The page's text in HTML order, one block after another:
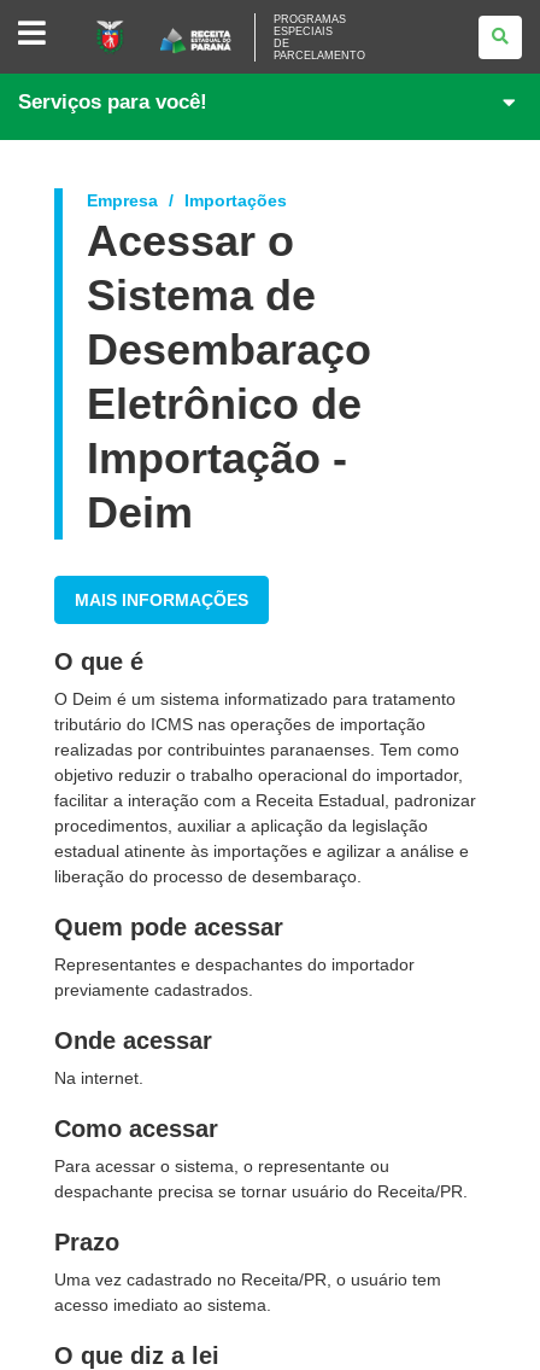
PROGRAMAS
ESPECIAIS
PARCELAMENTO
PROGRAMAS
ESPECIAIS
DE
PARCELAMENTO
Serviços para você!
Empresa Importações
Acessar o
Sistema de
Desembaraço
Eletrônico de
Importação -
Deim
MAIS INFORMAÇÕES
O que é
O Deim é um sistema informatizado para tratamento
tributário do ICMS nas operações de importação
realizadas por contribuintes paranaenses. Tem como
objetivo reduzir o trabalho operacional do importador,
facilitar a interação com a Receita Estadual, padronizar
procedimentos, auxiliar a aplicação da legislação
estadual atinente às importações e agilizar a análise e
liberação do processo de desembaraço.
Quem pode acessar
Representantes e despachantes do importador
previamente cadastrados.
Onde acessar
Na internet.
Como acessar
Para acessar o sistema, o representante ou
despachante precisa se tornar usuário do Receita/PR.
Prazo
Uma vez cadastrado no Receita/PR, o usuário tem
acesso imediato ao sistema.
O que diz a lei